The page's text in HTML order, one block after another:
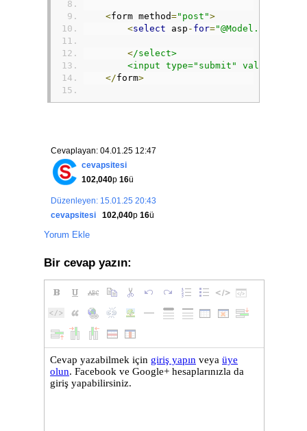
<form method="post">
<select asp - for=
</select>
<input type="submit"
</form>
Cevaplayan: 04.01.25 12:47
cevapsitesi
102,040p 16ü
Düzenleyen: 15.01.25 20:43
cevapsitesi
102,040p 16ü
Yorum Ekle
Bir cevap yazın: